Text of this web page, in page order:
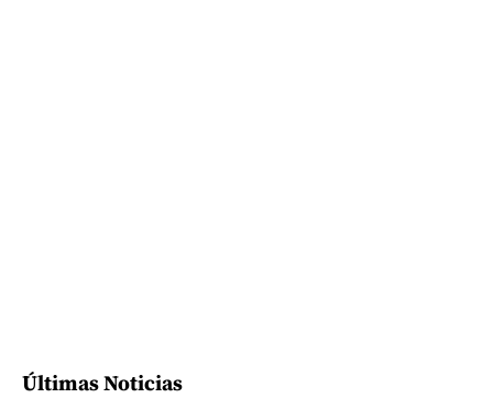
Últimas Noticias